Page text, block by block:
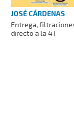
JOSÉ CÁRDENAS
Entrega,
directo a la 4T